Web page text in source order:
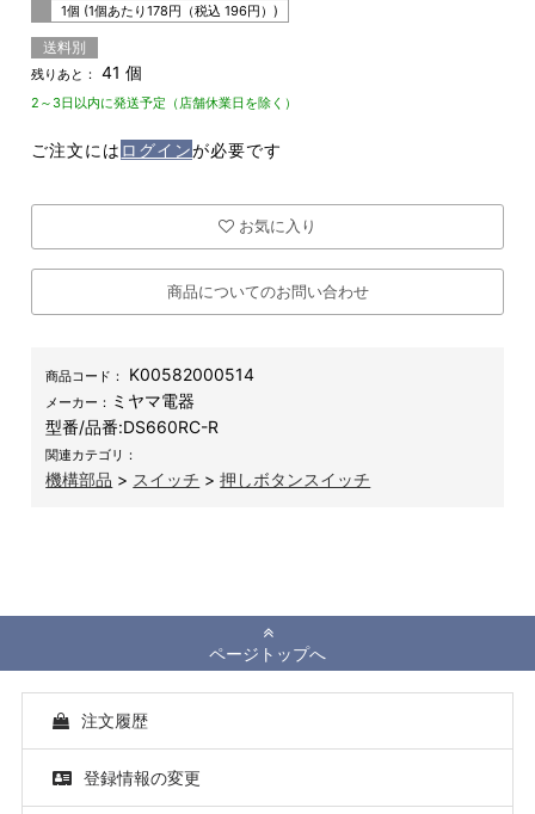
1個 (1個あたり178円（税込196円）)
送料別
残りあと： 41 個
2～3日以内に発送予定（店舗休業日を除く）
ご注文には ログインが必要です
お気に入り
商品についてのお問い合わせ
商品コード： K00582000514
メーカー： ミヤマ電器
型番/品番:DS660RC-R
関連カテゴリ：
機構部品 > スイッチ >押しボタンスイッチ
ページトップへ
注文履歴
登録情報の変更